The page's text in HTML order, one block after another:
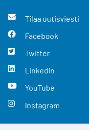
Tilaa uutisviesti
Facebook
Twitter
LinkedIn
YouTube
Instagram